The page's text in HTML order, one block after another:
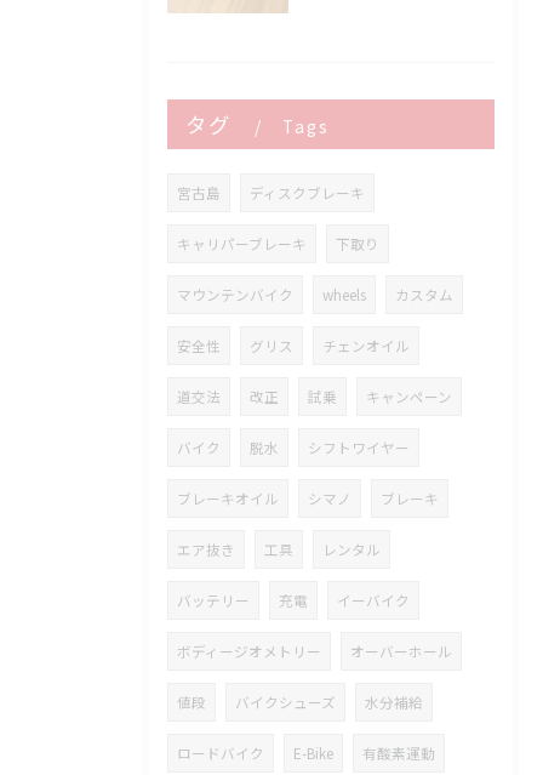
タグ Tags
宮古島 ディスクブレーキ
キャリパーブレーキ 下取り
マウンテンバイク wheels カスタム
安全性 グリス チェンオイル
道交法 改正 試乗 キャンペーン
バイク 脱水 シフトワイヤー
ブレーキオイル シマノ ブレーキ
エア抜き 工具 レンタル
バッテリー 充電 イーバイク
ボディージオメトリー オーバーホール
値段 バイクシューズ 水分補給
ロードバイク E-Bike 有酸素運動